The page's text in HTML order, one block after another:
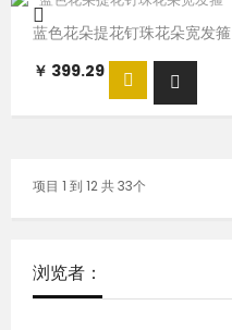
蓝色花朵提花钉珠花朵宽发箍
￥ 399.29
项目 1 到 12 共 33个
浏览者：